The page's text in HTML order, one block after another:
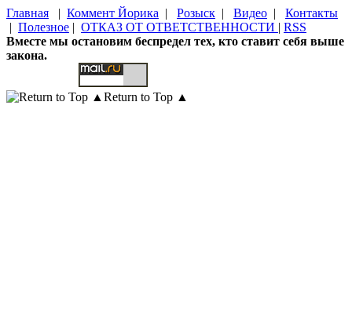
Главная | Коммент Йорика | Розыск | Видео | Контакты
| Полезное | ОТКАЗ ОТ ОТВЕТСТВЕННОСТИ | RSS
Вместе мы остановим беспредел тех, кто ставит себя выше
закона.
Return to Top ▲